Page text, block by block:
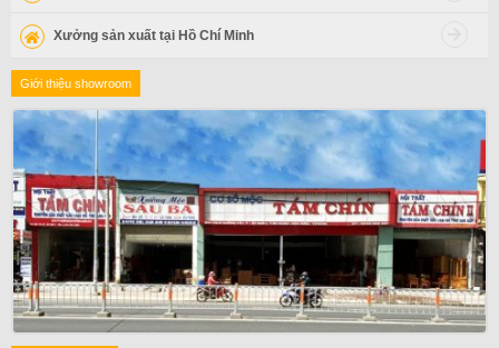
Xưởng sản xuất tại Hồ Chí Minh
Giới thiệu showroom